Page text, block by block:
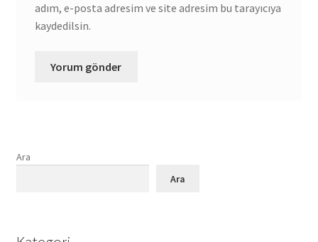
adım, e-posta adresim ve site adresim bu tarayıcıya
kaydedilsin.
Ara
Ara